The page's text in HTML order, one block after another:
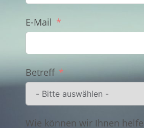
E-Mail
Betreff
Wie können wir Ihnen